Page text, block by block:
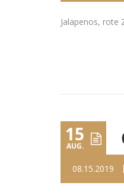
Jalapenos, rote
15
AUG.
08.15.2019